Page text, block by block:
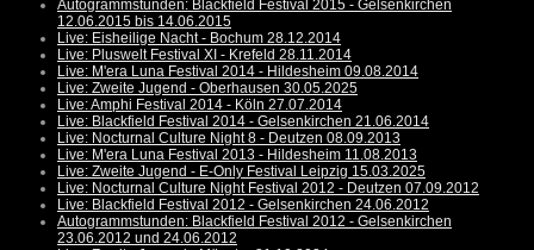
Autogrammstunden: Blackfield Festival 2015 - Gelsenkirchen
12.06.2015 bis 14.06.2015
Live: Eisheilige Nacht - Bochum 28.12.2014
Live: Pluswelt Festival XI - Krefeld 28.11.2014
Live: M'era Luna Festival 2014 - Hildesheim 09.08.2014
Live: Zweite Jugend - Oberhausen 30.05.2025
Live: Amphi Festival 2014 - Köln 27.07.2014
Live: Blackfield Festival 2014 - Gelsenkirchen 21.06.2014
Live: Nocturnal Culture Night 8 - Deutzen 08.09.2013
Live: M'era Luna Festival 2013 - Hildesheim 11.08.2013
Live: Zweite Jugend - E-Only Festival Leipzig 15.03.2025
Live: Nocturnal Culture Night Festival 2012 - Deutzen 07.09.2012
Live: Blackfield Festival 2012 - Gelsenkirchen 24.06.2012
Autogrammstunden: Blackfield Festival 2012 - Gelsenkirchen
23.06.2012 und 24.06.2012